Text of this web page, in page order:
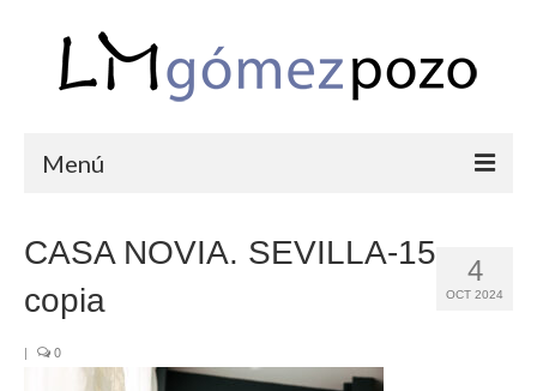
Menú
COMUNIONES
CORPORATIVAS
4
OCT 2024
CASA NOVIA. SEVILLA-15
copia
| 0